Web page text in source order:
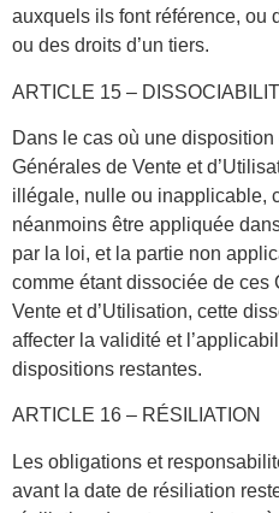
auxquels ils font référence, ou
ou des droits d’un tiers.
ARTICLE 15 –
Dans le cas où une
Générales de Vente et
illégale, nulle ou inapplicable,
néanmoins être appliquée
par la loi, et la partie non
comme étant dissociée de ces
Vente et d’Utilisation, cette
affecter la validité et
dispositions restantes.
ARTICLE 16 – RÉSILIATION
Les obligations et
avant la date de résiliation